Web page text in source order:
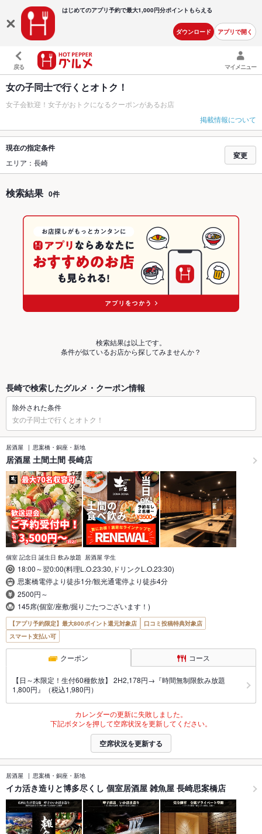
はじめてのアプリ予約で最大1,000円分ポイントもらえる
ダウンロード アプリで開く
戻る マイメニュー
女の子同士で行くとオトク！
女子会歓迎！女子がおトクになるクーポンがあるお店
掲載情報について
現在の指定条件
エリア：長崎
変更
検索結果 0件
検索結果は以上です。
条件が似ているお店から探してみませんか？
長崎で検索したグルメ・クーポン情報
除外された条件
女の子同士で行くとオトク！
居酒屋 思案橋・銅座・新地
居酒屋 土間土間 長崎店
個室 記念日 誕生日 飲み放題 居酒屋 学生
18:00～翌0:00(料理L.O.23:30,ドリンクL.O.23:30)
思案橋電停より徒歩1分/観光通電停より徒歩4分
2500円～
145席(個室/座敷/掘りごたつございます！)
【アプリ予約限定】最大800ポイント還元対象店
口コミ投稿特典対象店
スマート支払い可
クーポン コース
【日～木限定！生付60種飲放】 2H2,178円→『時間無制限飲み放題
1,800円』（税込1,980円）
カレンダーの更新に失敗しました。
下記ボタンを押して空席状況を更新してください。
空席状況を更新する
居酒屋 思案橋・銅座・新地
イカ活き造りと博多尽くし 個室居酒屋 雑魚屋 長崎思案橋店